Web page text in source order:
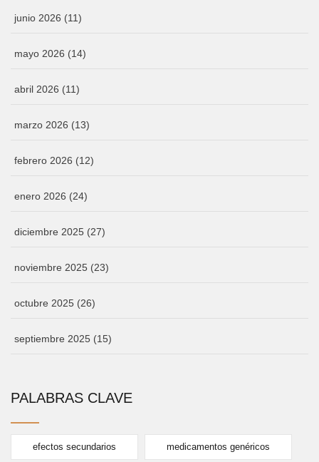
junio 2026 (11)
mayo 2026 (14)
abril 2026 (11)
marzo 2026 (13)
febrero 2026 (12)
enero 2026 (24)
diciembre 2025 (27)
noviembre 2025 (23)
octubre 2025 (26)
septiembre 2025 (15)
PALABRAS CLAVE
efectos secundarios medicamentos genéricos